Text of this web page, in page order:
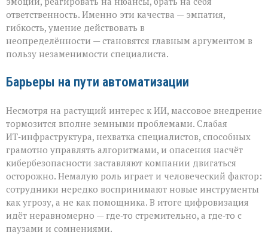
ответственность. Именно эти качества — эмпатия,
гибкость, умение действовать в
неопределённости — становятся главным аргументом в
пользу незаменимости специалиста.
Барьеры на пути автоматизации
Несмотря на растущий интерес к ИИ, массовое внедрение
тормозится вполне земными проблемами. Слабая
ИТ‑инфраструктура, нехватка специалистов, способных
грамотно управлять алгоритмами, и опасения насчёт
кибербезопасности заставляют компании двигаться
осторожно. Немалую роль играет и человеческий фактор:
сотрудники нередко воспринимают новые инструменты
как угрозу, а не как помощника. В итоге цифровизация
идёт неравномерно — где‑то стремительно, а где‑то с
паузами и сомнениями.